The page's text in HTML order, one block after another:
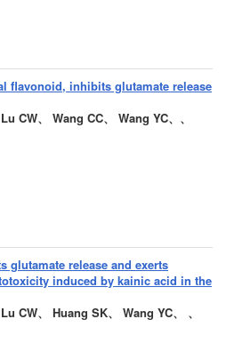
flavonoid, inhibits glutamate release
CW、 Wang CC、 Wang YC、、
glutamate release and exerts
induced by kainic acid in the
CW、 Huang SK、 Wang YC、 、